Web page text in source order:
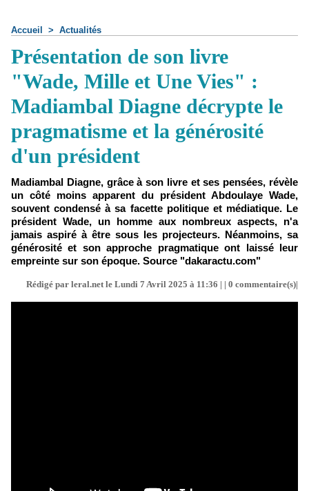
Accueil > Actualités
Présentation de son livre
"Wade, Mille et Une Vies" :
Madiambal Diagne décrypte le
pragmatisme et la générosité
d'un président
Madiambal Diagne, grâce à son livre et ses pensées, révèle
un côté moins apparent du président Abdoulaye Wade,
souvent condensé à sa facette politique et médiatique. Le
président Wade, un homme aux nombreux aspects, n'a
jamais aspiré à être sous les projecteurs. Néanmoins, sa
générosité et son approche pragmatique ont laissé leur
empreinte sur son époque. Source "dakaractu.com"
Rédigé par leral.net le Lundi 7 Avril 2025 à 11:36 | | 0 commentaire(s)|